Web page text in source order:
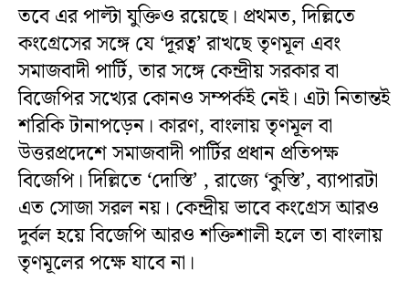
তবে এর পাল্টা যুক্তিও রয়েছে। প্রথমত, দিল্লিতে
কংগ্রেসের সঙ্গে যে ‘দূরত্ব’ রাখছে তৃণমূল এবং
সমাজবাদী পার্টি, তার সঙ্গে কেন্দ্রীয় সরকার বা
বিজেপির সখ্যের কোনও সম্পর্কই নেই। এটা নিতান্তই
শরিকি টানাপড়েন। কারণ, বাংলায় তৃণমূল বা
উত্তরপ্রদেশে সমাজবাদী পার্টির প্রধান প্রতিপক্ষ
বিজেপি। দিল্লিতে ‘দোস্তি’ , রাজ্যে ‘কুস্তি’, ব্যাপারটা
এত সোজা সরল নয়। কেন্দ্রীয় ভাবে কংগ্রেস আরও
দুর্বল হয়ে বিজেপি আরও শক্তিশালী হলে তা বাংলায়
তৃণমূলের পক্ষে যাবে না।